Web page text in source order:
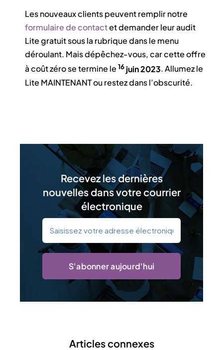
Les nouveaux clients peuvent remplir notre
formulaire de contactet demander leur audit
Lite gratuit sous la rubriquedans le menu
déroulant. Mais dépêchez-vous, car cette offre
à coût zéro se termine le 16 juin 2023. Allumez le
Lite MAINTENANT ou restez dans l’obscurité.
Recevez les dernières
nouvelles dans votre courrier
électronique
S'abonner aujourd'hui
Articles connexes